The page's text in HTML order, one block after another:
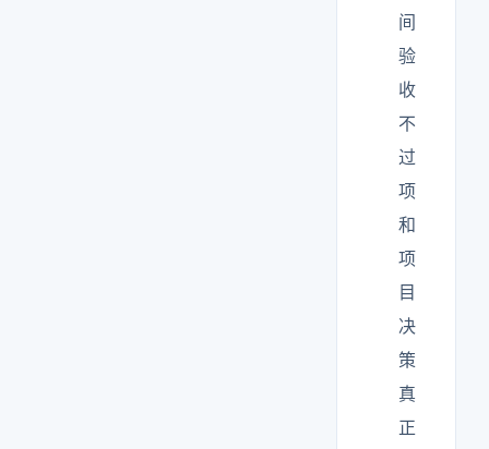
间
验
收
不
过
项
和
项
目
决
策
真
正